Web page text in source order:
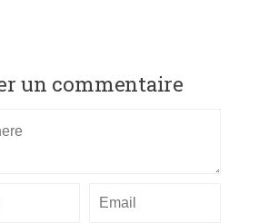
un commentaire